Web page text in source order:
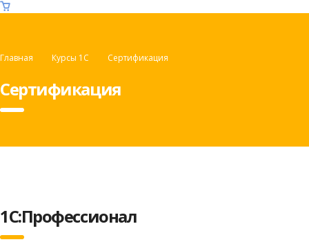
Главная Курсы 1C Сертификация
Сертификация
1С:Профессионал